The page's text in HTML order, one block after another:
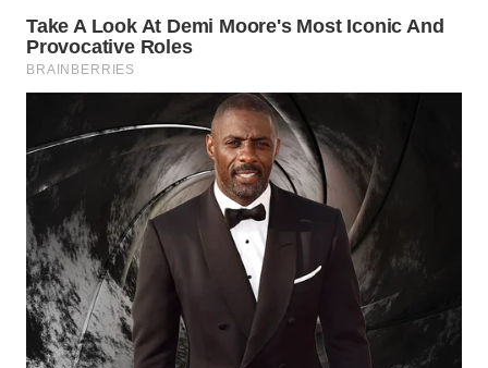
SERIBU
WN
BINJAI
WN
CIREBON
WN
INDRAMAYU